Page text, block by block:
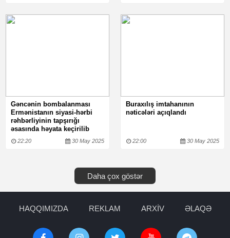
Gəncənin bombalanması
Ermənistanın siyasi-hərbi
rəhbərliyinin tapşırığı
əsasında həyata keçirilib
22:20 30 May 2025
Buraxılış imtahanının
nəticələri açıqlandı
22:00 30 May 2025
Daha çox göstər
HAQQIMIZDA REKLAM ARXİV ƏLAQƏ